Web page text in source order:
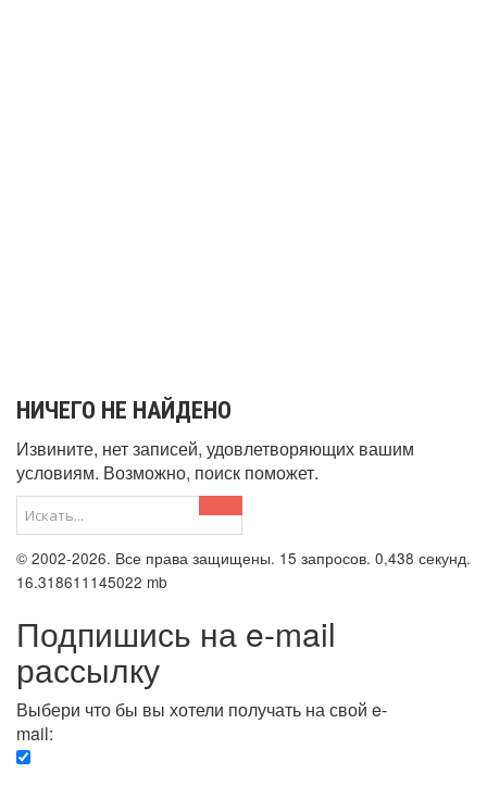
НИЧЕГО НЕ НАЙДЕНО
Извините, нет записей, удовлетворяющих вашим
условиям. Возможно, поиск поможет.
© 2002-2026. Все права защищены. 15 запросов. 0,438 секунд.
16.318611145022 mb
Подпишись на e-mail
рассылку
Выбери что бы вы хотели получать на свой e-
mail: